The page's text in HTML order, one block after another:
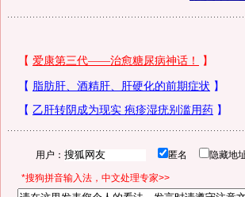
用户： 匿名 隐藏地
*搜狗拼音输入法，中文处理专家>>